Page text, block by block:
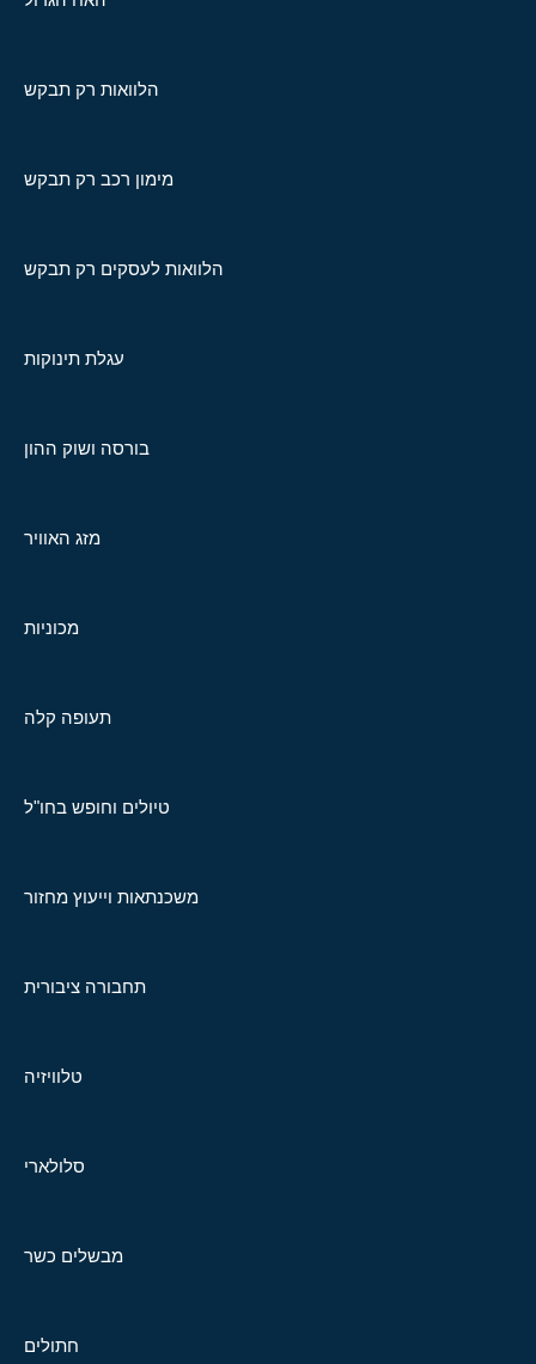
הלוואות רק תבקש
מימון רכב רק תבקש
הלוואות לעסקים רק תבקש
עגלת תינוקות
בורסה ושוק ההון
מזג האוויר
מכוניות
תעופה קלה
טיולים וחופש בחו"ל
משכנתאות וייעוץ מחזור
תחבורה ציבורית
טלוויזיה
סלולארי
מבשלים כשר
חתולים